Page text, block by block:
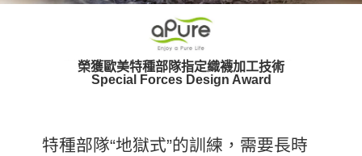
香港、澳門順豐速運 查看運費
榮獲歐美特種部隊指定織襪加工技術
Special Forces Design Award
特種部隊“地獄式”的訓練，需要長時